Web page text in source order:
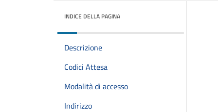
INDICE DELLA PAGINA
Descrizione
Codici Attesa
Modalità di accesso
Indirizzo